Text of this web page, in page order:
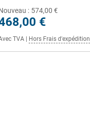
: 574,00 €
€
TVA| Hors Frais d'expédition